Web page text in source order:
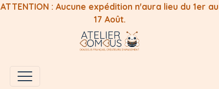
ATTENTION : Aucune expédition n'aura lieu du 1er au
17 Août.